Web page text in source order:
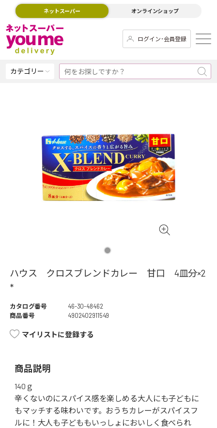
ネットスーパー オンラインショップ
ログイン･会員登録
カテゴリー
ハウス クロスブレンドカレー 甘口 4皿分×2
*
カタログ番号
46-30-48462
商品番号
4902402911549
マイリストに登録する
商品説明
140ｇ
辛くないのにスパイス感を楽しめる大人にも子どもに
もマッチする味わいです。おうちカレーがスパイスフ
ルに！大人も子どももいっしょにおいしく食べられ